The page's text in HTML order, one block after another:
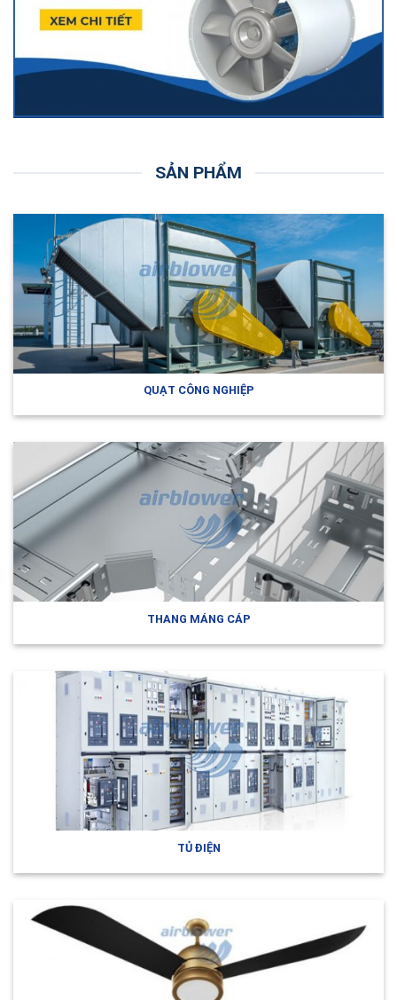
SẢN PHẨM
QUẠT CÔNG NGHIỆP
THANG MÁNG CÁP
TỦ ĐIỆN